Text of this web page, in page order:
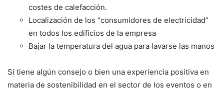
costes de calefacción.
Localización de los “consumidores de electricidad”
en todos los edificios de la empresa
Bajar la temperatura del agua para lavarse las manos
Si tiene algún consejo o bien una experiencia positiva en
materia de sostenibilidad en el sector de los eventos o en